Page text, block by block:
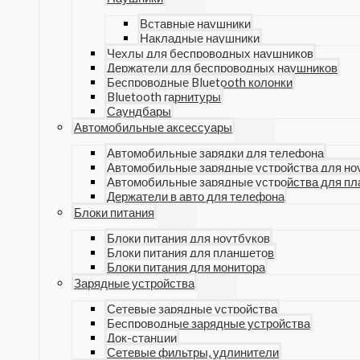
Вставные наушники
Накладные наушники
Чехлы для беспроводных наушников
Держатели для беспроводных наушников
Беспроводные Bluetooth колонки
Bluetooth гарнитуры
Саундбары
Автомобильные аксессуары
Автомобильные зарядки для телефона
Автомобильные зарядные устройства для
Автомобильные зарядные устройства для
Держатели в авто для телефона
Блоки питания
Блоки питания для ноутбуков
Блоки питания для планшетов
Блоки питания для монитора
Зарядные устройства
Сетевые зарядные устройства
Беспроводные зарядные устройства
Док-станции
Сетевые фильтры, удлинители